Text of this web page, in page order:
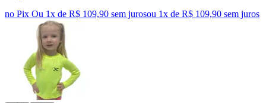
no Pix Ou 1x de R$ 109,90 sem jurosou 1x de R$ 109,90 sem juros